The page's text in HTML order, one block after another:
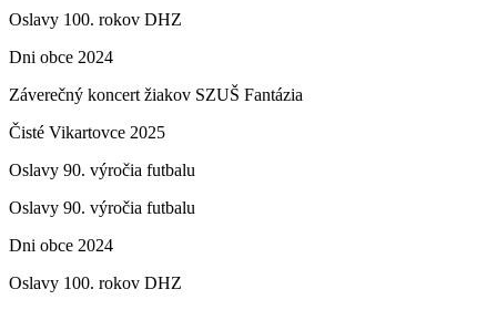
Oslavy 100. rokov DHZ
Dni obce 2024
Záverečný koncert žiakov SZUŠ Fantázia
Čisté Vikartovce 2025
Oslavy 90. výročia futbalu
Oslavy 90. výročia futbalu
Dni obce 2024
Oslavy 100. rokov DHZ